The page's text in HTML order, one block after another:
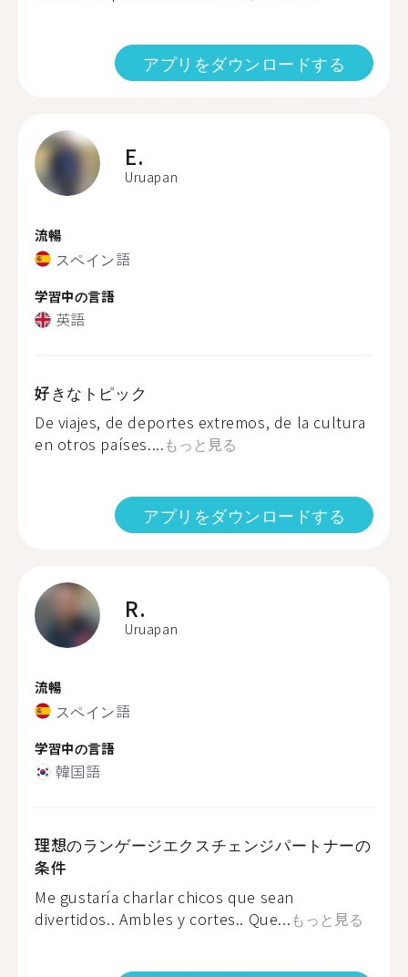
アプリをダウンロードする
E.
Uruapan
流暢
スペイン語
学習中の言語
英語
好きなトピック
De viajes, de deportes extremos, de la cultura
en otros países....もっと見る
アプリをダウンロードする
R.
Uruapan
流暢
スペイン語
学習中の言語
韓国語
理想のランゲージエクスチェンジパートナーの
条件
Me gustaría charlar chicos que sean
divertidos.. Ambles y cortes.. Que...もっと見る